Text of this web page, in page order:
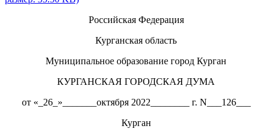
Российская Федерация
Курганская область
Муниципальное образование город Курган
КУРГАНСКАЯ ГОРОДСКАЯ ДУМА
от «_26_»_______октября 2022________ г. N___126___
Курган